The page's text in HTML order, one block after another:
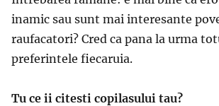
inamic sau sunt mai interesante
raufacatori? Cred ca pana la urma
preferintele fiecaruia.
Tu ce ii citesti copilasului tau?